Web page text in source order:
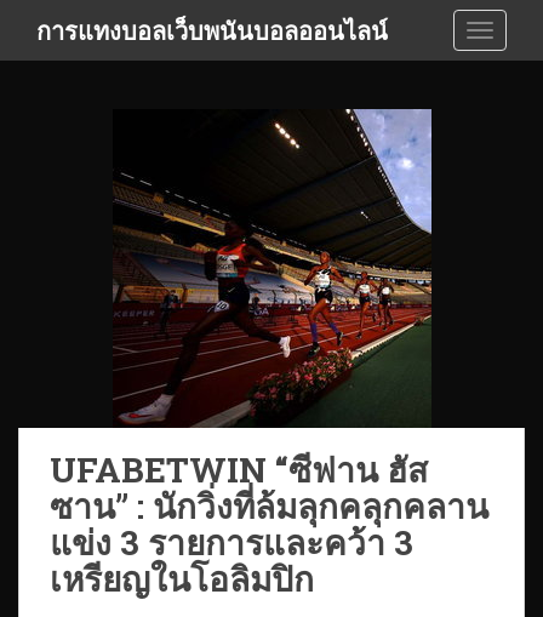
i
การแทงบอลเว็บพนันบอลออนไลน์
UFABETWIN “ซีฟาน ฮัส
ซาน” : นักวิ่งที่ล้มลุกคลุกคลาน
แข่ง 3 รายการและคว้า 3
เหรียญในโอลิมปิก